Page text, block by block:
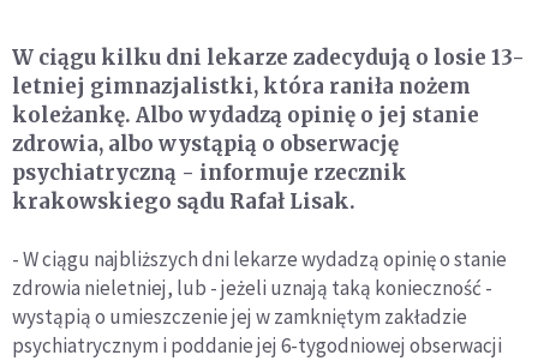
W ciągu kilku dni lekarze zadecydują o losie 13-
letniej gimnazjalistki, która raniła nożem
koleżankę. Albo wydadzą opinię o jej stanie
zdrowia, albo wystąpią o obserwację
psychiatryczną - informuje rzecznik
krakowskiego sądu Rafał Lisak.
- W ciągu najbliższych dni lekarze wydadzą opinię o stanie
zdrowia nieletniej, lub - jeżeli uznają taką konieczność -
wystąpią o umieszczenie jej w zamkniętym zakładzie
psychiatrycznym i poddanie jej 6-tygodniowej obserwacji